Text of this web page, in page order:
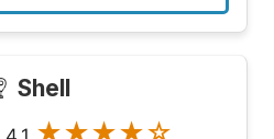
Shell